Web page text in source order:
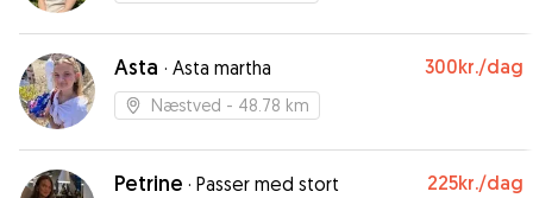
Asta · Asta martha 300kr./dag
Næstved - 48.78 km
Petrine · Passer med stort
225kr./dag